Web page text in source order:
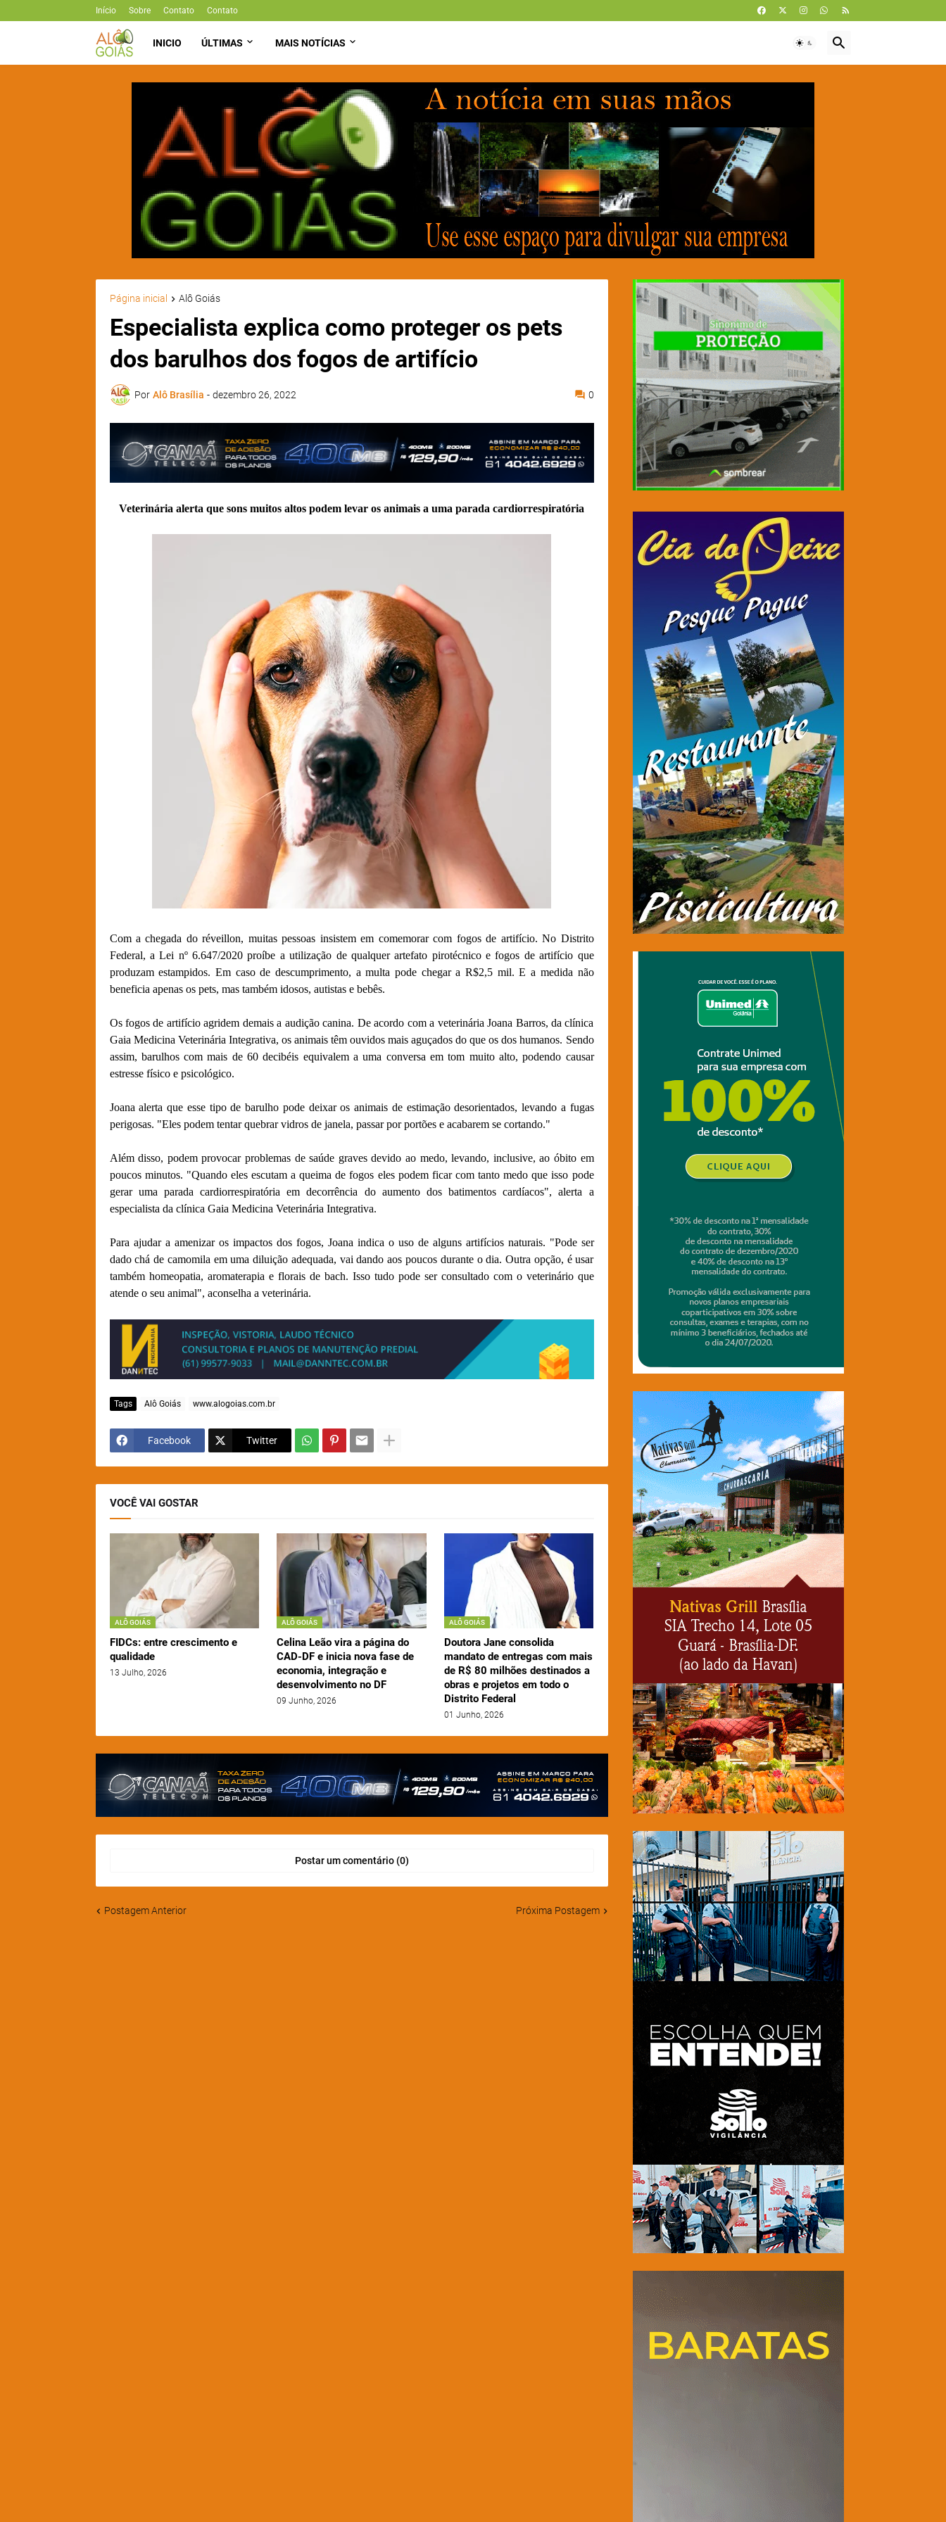
Início Sobre Contato Contato
INICIO ÚLTIMAS MAIS NOTÍCIAS
Página inicial Alô Goiás
Especialista explica como proteger os pets
dos barulhos dos fogos de artifício
Por Alô Brasília - dezembro 26, 2022 0
Veterinária alerta que sons muitos altos podem levar os animais a uma parada cardiorrespiratória
Com a chegada do réveillon, muitas pessoas insistem em comemorar com fogos de artifício. No Distrito
Federal, a Lei nº 6.647/2020 proíbe a utilização de qualquer artefato pirotécnico e fogos de artifício que
produzam estampidos. Em caso de descumprimento, a multa pode chegar a R$2,5 mil. E a medida não
beneficia apenas os pets, mas também idosos, autistas e bebês.
Os fogos de artifício agridem demais a audição canina. De acordo com a veterinária Joana Barros, da clínica
Gaia Medicina Veterinária Integrativa, os animais têm ouvidos mais aguçados do que os dos humanos. Sendo
assim, barulhos com mais de 60 decibéis equivalem a uma conversa em tom muito alto, podendo causar
estresse físico e psicológico.
Joana alerta que esse tipo de barulho pode deixar os animais de estimação desorientados, levando a fugas
perigosas. "Eles podem tentar quebrar vidros de janela, passar por portões e acabarem se cortando."
Além disso, podem provocar problemas de saúde graves devido ao medo, levando, inclusive, ao óbito em
poucos minutos. "Quando eles escutam a queima de fogos eles podem ficar com tanto medo que isso pode
gerar uma parada cardiorrespiratória em decorrência do aumento dos batimentos cardíacos", alerta a
especialista da clínica Gaia Medicina Veterinária Integrativa.
Para ajudar a amenizar os impactos dos fogos, Joana indica o uso de alguns artifícios naturais. "Pode ser
dado chá de camomila em uma diluição adequada, vai dando aos poucos durante o dia. Outra opção, é usar
também homeopatia, aromaterapia e florais de bach. Isso tudo pode ser consultado com o veterinário que
atende o seu animal", aconselha a veterinária.
Tags Alô Goiás www.alogoias.com.br
Facebook Twitter
VOCÊ VAI GOSTAR
ALÔ GOIÁS
FIDCs: entre crescimento e
qualidade
13 Julho, 2026
ALÔ GOIÁS
Celina Leão vira a página do
CAD-DF e inicia nova fase de
economia, integração e
desenvolvimento no DF
09 Junho, 2026
ALÔ GOIÁS
Doutora Jane consolida
mandato de entregas com mais
de R$ 80 milhões destinados a
obras e projetos em todo o
Distrito Federal
01 Junho, 2026
Postar um comentário (0)
Postagem Anterior Próxima Postagem